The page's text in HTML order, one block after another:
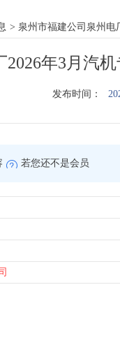
> 泉州市福建公司泉州电
年3月汽
发布时间：
若您还不是会员